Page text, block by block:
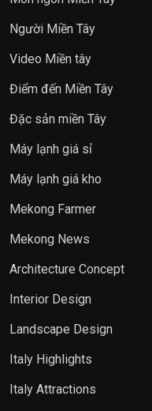
Người Miền Tây
Video Miền tây
Điểm đến Miền Tây
Đặc sản miền Tây
Máy lạnh giá sỉ
Máy lạnh giá kho
Mekong Farmer
Mekong News
Architecture Concept
Interior Design
Landscape Design
Italy Highlights
Italy Attractions